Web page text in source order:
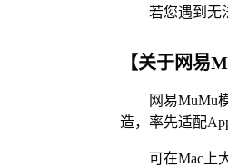
若您遇到无
【关于网易
网易MuMu
造，率先适配
可在Mac上